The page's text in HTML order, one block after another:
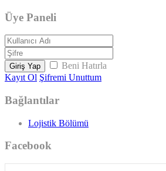
Üye Paneli
Giriş Yap
Beni Hatırla
Kayıt Ol Şifremi Unuttum
Bağlantılar
Lojistik Bölümü
Facebook